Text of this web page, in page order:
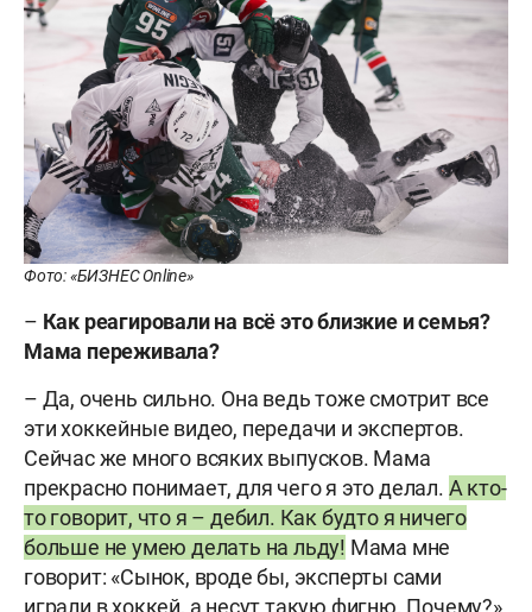
Фото: «БИЗНЕС Online»
– Как реагировали на всё это близкие и семья?
Мама переживала?
– Да, очень сильно. Она ведь тоже смотрит все
эти хоккейные видео, передачи и экспертов.
Сейчас же много всяких выпусков. Мама
прекрасно понимает, для чего я это делал. А кто-
то говорит, что я – дебил. Как будто я ничего
больше не умею делать на льду! Мама мне
говорит: «Сынок, вроде бы, эксперты сами
играли в хоккей, а несут такую фигню. Почему?»